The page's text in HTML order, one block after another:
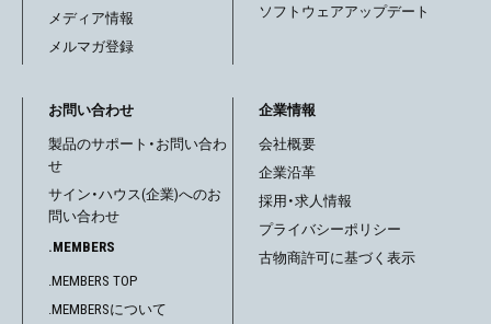
メディア情報
メルマガ登録
ソフトウェアアップデート
お問い合わせ
製品のサポート・お問い合わ
せ
サイン・ハウス(企業)へのお
問い合わせ
.MEMBERS
.MEMBERS TOP
.MEMBERSについて
企業情報
会社概要
企業沿革
採用・求人情報
プライバシーポリシー
古物商許可に基づく表示